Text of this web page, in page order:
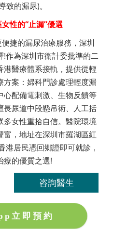
的漏尿)。
性的“止漏”優選
捷的漏尿治療服務，深圳
作為深圳市衛計委批準的二
醫療體系接軌，提供從輕
方案：婦科門診處理輕度漏
心配備電刺激、生物反饋等
長尿道中段懸吊術、人工括
女性重拾自信。醫院環境
，地址在深圳市羅湖區紅
港居民憑回鄉證即可就診，
療的優質之選!
咨詢醫生
立即預約